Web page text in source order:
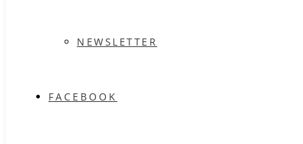
NEWSLETTER
FACEBOOK